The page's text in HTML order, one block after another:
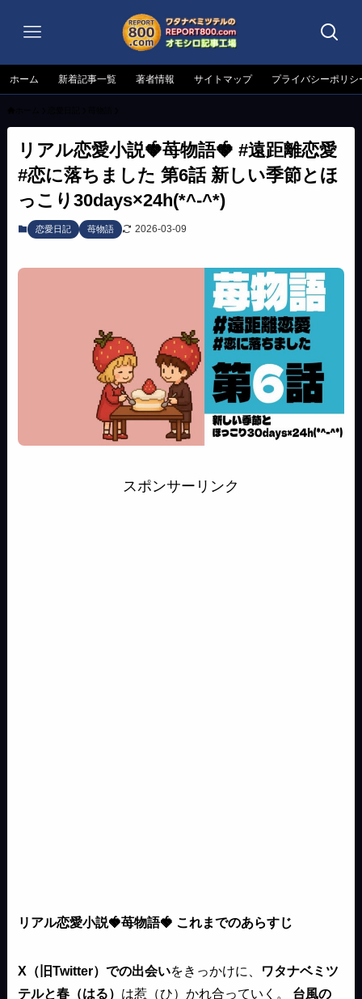
ホーム 新着記事一覧 著者情報 サイトマップ プライバシーポリシ
リアル恋愛小説🍓苺物語🍓 #遠距離恋愛
#恋に落ちました 第6話 新しい季節とほ
っこり30days×24h(*^-^*)
恋愛日記 苺物語 2026-03-09
スポンサーリンク
リアル恋愛小説🍓苺物語🍓 これまでのあらすじ
X（旧Twitter）での出会いをきっかけに、 ワタナベミツ
テルと春（はる） は惹（ひ）かれ合っていく。
台風の